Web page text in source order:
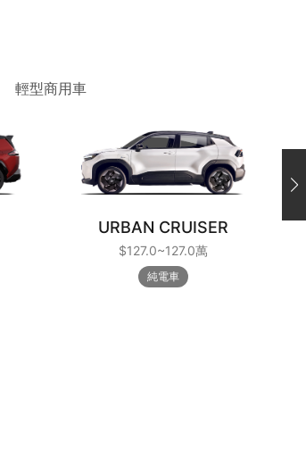
輕型商用車
URBAN CRUISER
$127.0~127.0萬
純電車